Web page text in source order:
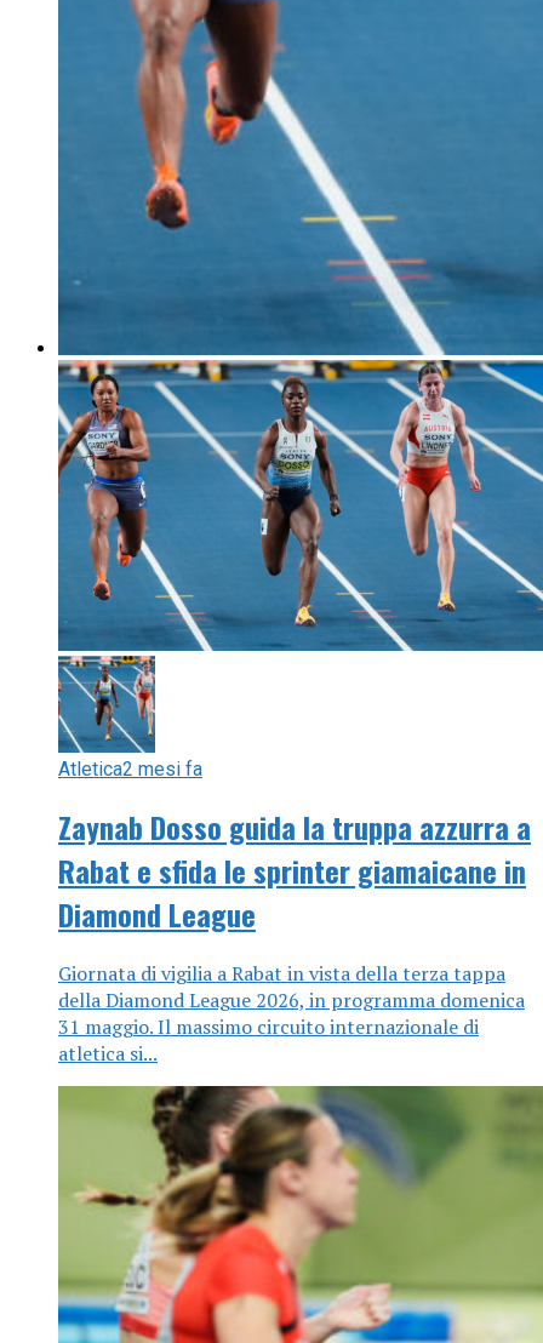
Atletica2 mesi fa
Zaynab Dosso guida la truppa azzurra a
Rabat e sfida le sprinter giamaicane in
Diamond League
Giornata di vigilia a Rabat in vista della terza tappa
della Diamond League 2026, in programma domenica
31 maggio. Il massimo circuito internazionale di
atletica si...